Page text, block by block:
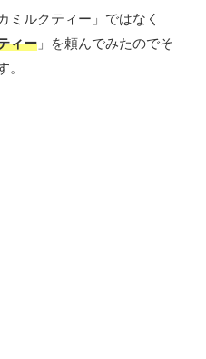
ミルクティー」ではなく
ィー 」を頼んでみたのでそ
。